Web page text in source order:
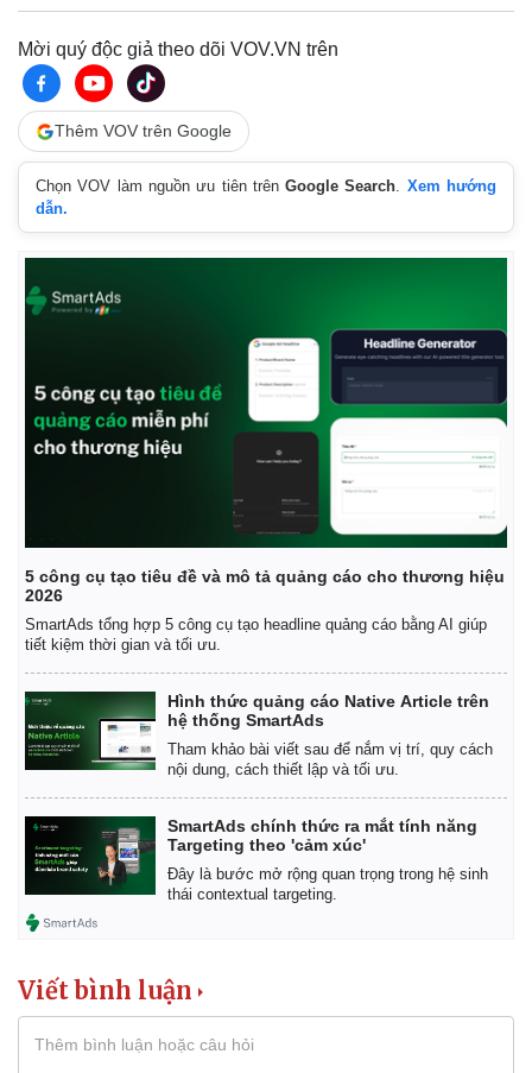
Kinh tế
Bất động sản
Mời quý độc giả theo dõi VOV.VN trên
Thêm VOV trên Google
Chọn VOV làm nguồn ưu tiên trênGoogle Search. Xem hướng
dẫn.
5 công cụ tạo tiêu đề và mô tả quảng cáo cho thương hiệu
2026
SmartAds tổng hợp 5 công cụ tạo headline quảng cáo bằng AI giúp
tiết kiệm thời gian và tối ưu.
Hình thức quảng cáo Native Article trên
hệ thống SmartAds
Tham khảo bài viết sau để nắm vị trí, quy cách
nội dung, cách thiết lập và tối ưu.
SmartAds chính thức ra mắt tính năng
Targeting theo 'cảm xúc'
Đây là bước mở rộng quan trọng trong hệ sinh
thái contextual targeting.
Viết bình luận